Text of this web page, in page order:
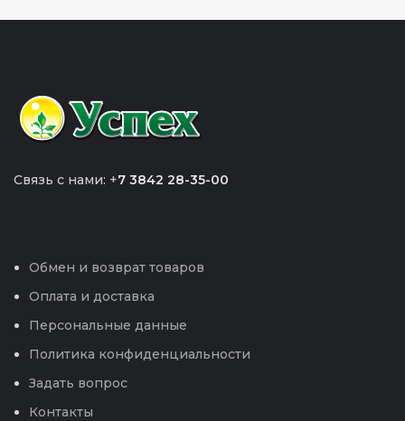
Связь с нами: +7 3842 28-35-00
Обмен и возврат товаров
Оплата и доставка
Персональные данные
Политика конфиденциальности
Задать вопрос
Контакты